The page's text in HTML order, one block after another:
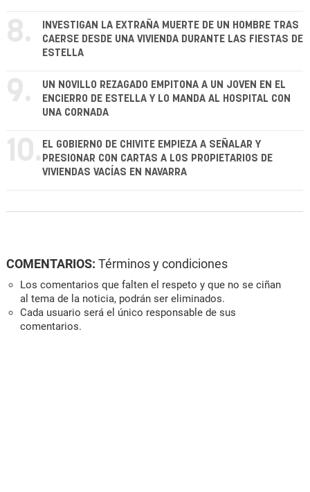
8.
INVESTIGAN LA EXTRAÑA MUERTE DE UN HOMBRE TRAS
CAERSE DESDE UNA VIVIENDA DURANTE LAS FIESTAS DE
ESTELLA
9.
UN NOVILLO REZAGADO EMPITONA A UN JOVEN EN EL
ENCIERRO DE ESTELLA Y LO MANDA AL HOSPITAL CON
UNA CORNADA
10. EL GOBIERNO DE CHIVITE EMPIEZA A SEÑALAR Y
PRESIONAR CON CARTAS A LOS PROPIETARIOS DE
VIVIENDAS VACÍAS EN NAVARRA
COMENTARIOS: Términos y condiciones
Los comentarios que falten el respeto y que no se ciñan
al tema de la noticia, podrán ser eliminados.
Cada usuario será el único responsable de sus
comentarios.